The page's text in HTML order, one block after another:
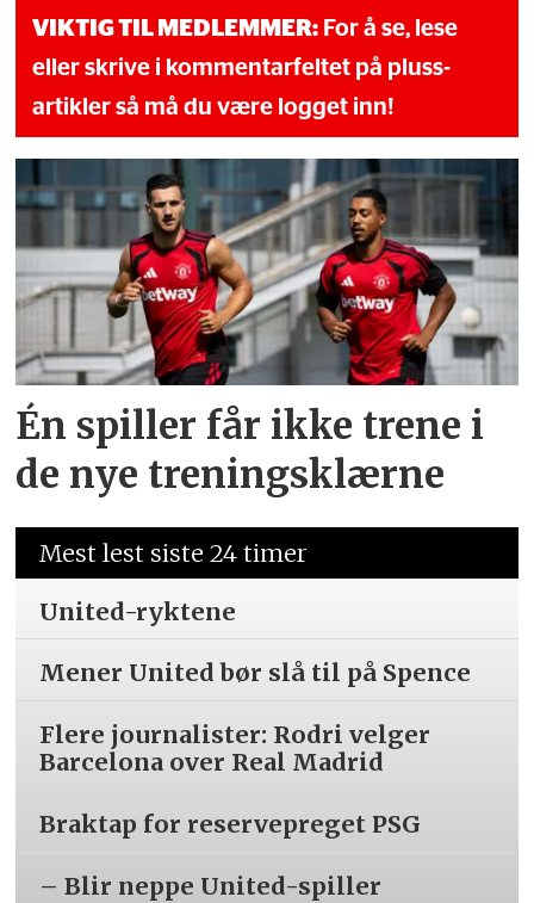
VIKTIG TIL MEDLEMMER: For å se, lese
eller skrive i kommentarfeltet på pluss-
artikler så må du være logget inn!
Én spiller får ikke trene i
de nye treningsklærne
Mest lest siste 24 timer
United-ryktene
Mener United bør slå til på Spence
Flere journalister: Rodri velger
Barcelona over Real Madrid
Braktap for reservepreget PSG
– Blir neppe United-spiller